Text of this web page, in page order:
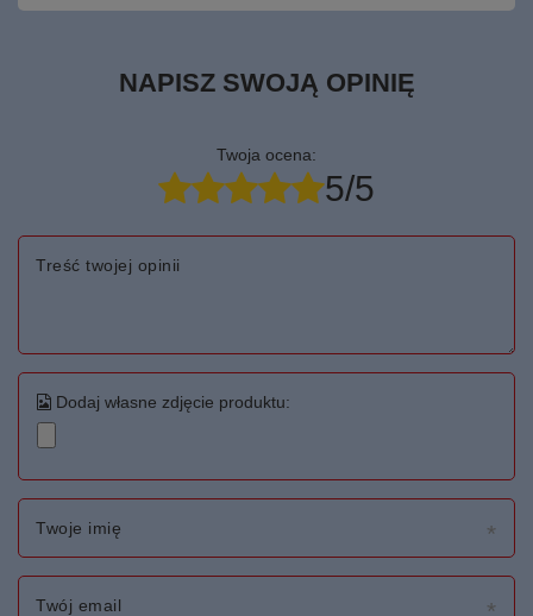
NAPISZ SWOJĄ OPINIĘ
Twoja ocena:
5/5
Treść twojej opinii
Dodaj własne zdjęcie produktu:
Twoje imię
Twój email